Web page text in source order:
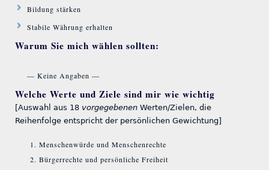
Bildung stärken
Stabile Währung erhalten
Warum Sie mich wählen sollten:
— Keine Angaben —
Welche Werte und Ziele sind mir wie wichtig
[Auswahl aus 18 vorgegebenen Werten/Zielen, die
Reihenfolge entspricht der persönlichen Gewichtung]
Menschenwürde und Menschenrechte
Bürgerrechte und persönliche Freiheit